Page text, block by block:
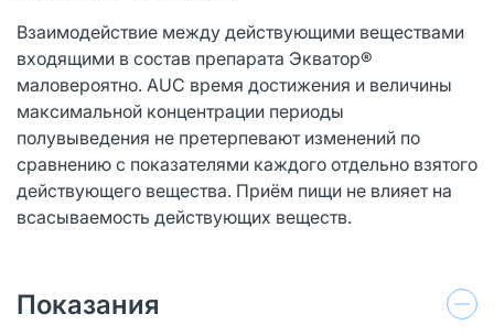
Взаимодействие между действующими веществами
входящими в состав препарата Экватор®
маловероятно. AUC время достижения и величины
максимальной концентрации периоды
полувыведения не претерпевают изменений по
сравнению с показателями каждого отдельно взятого
действующего вещества. Приём пищи не влияет на
всасываемость действующих веществ.
Показания